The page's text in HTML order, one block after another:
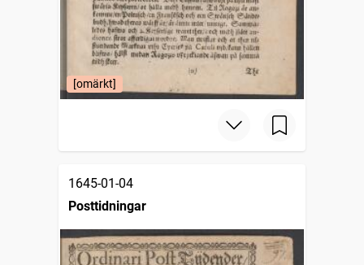
[omärkt]
1645-01-04
Posttidningar